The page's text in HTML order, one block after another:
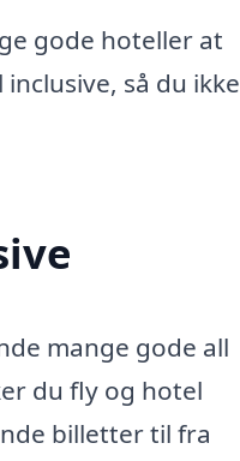
gode hoteller at
så du ikke
mange gode all
du fly og hotel
billetter til fra